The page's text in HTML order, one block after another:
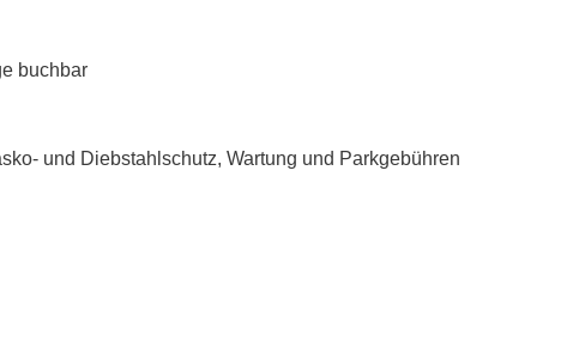
buchbar
und Diebstahlschutz, Wartung und Parkgebühren